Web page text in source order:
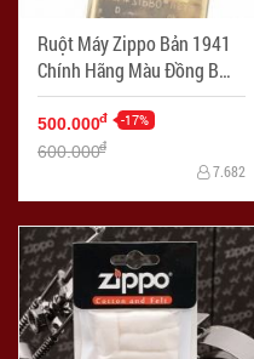
Ruột Máy Zippo Bản 1941
Chính Hãng Màu Đồng B
2015 - Mã SP: ZPC1311V
500.000đ -17%
600.000đ
7.682